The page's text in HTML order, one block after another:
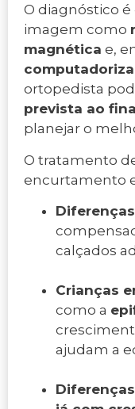
O diagnóstico
imagem como
magnética e,
ortopedista
prevista ao
planejar o
O tratamento
encurtamento
calçados
Crianças
como a
ajudam a